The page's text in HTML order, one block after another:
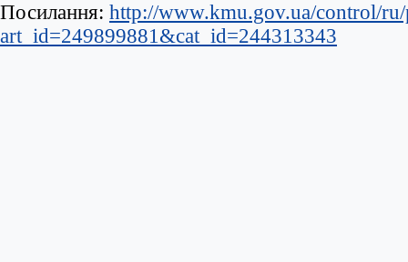
Посилання: http://www.kmu.gov.ua/control/
art_id=249899881&cat_id=244313343